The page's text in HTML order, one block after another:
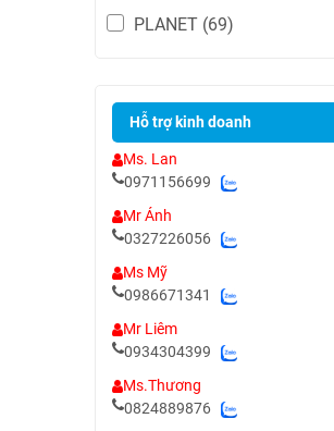
PLANET (69)
Hỗ trợ kinh doanh
Ms. Lan
0971156699
Mr Ánh
0327226056
Ms Mỹ
0986671341
Mr Liêm
0934304399
Ms.Thương
0824889876